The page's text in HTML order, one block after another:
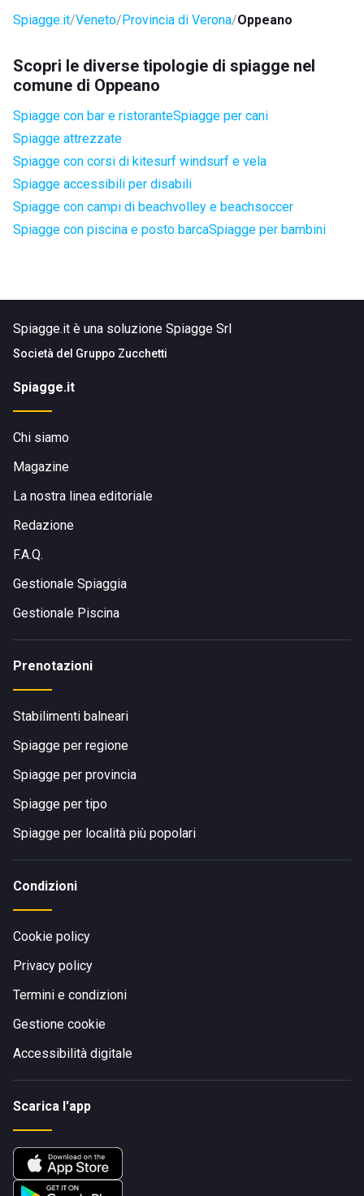
Spiagge.it Veneto Provincia di Verona Oppeano
Scopri le diverse tipologie di spiagge nel
comune di Oppeano
Spiagge con bar e ristoranteSpiagge per cani
Spiagge attrezzate
Spiagge con corsi di kitesurf windsurf e vela
Spiagge accessibili per disabili
Spiagge con campi di beachvolley e beachsoccer
Spiagge con piscina e posto barcaSpiagge per bambini
Spiagge.it è una soluzione Spiagge Srl
Società del Gruppo Zucchetti
Spiagge.it
Chi siamo
Magazine
La nostra linea editoriale
Redazione
F.A.Q.
Gestionale Spiaggia
Gestionale Piscina
Prenotazioni
Stabilimenti balneari
Spiagge per regione
Spiagge per provincia
Spiagge per tipo
Spiagge per località più popolari
Condizioni
Cookie policy
Privacy policy
Termini e condizioni
Gestione cookie
Accessibilità digitale
Scarica l'app